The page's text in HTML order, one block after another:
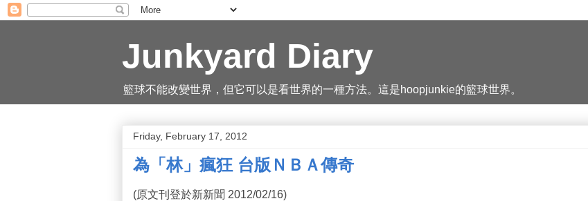
Junkyard Diary
籃球不能改變世界，但它可以是看世界的一種方法。這是hoopjunkie的籃球世界。
Friday, February 17, 2012
為「林」瘋狂 台版ＮＢＡ傳奇
(原文刊登於新新聞 2012/02/16)